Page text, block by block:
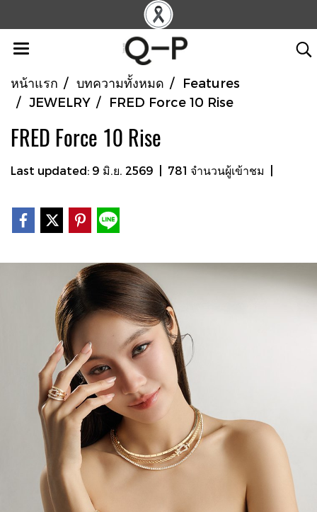
หน้าแรก บทความทั้งหมด
Features
JEWELRY
FRED Force 10 Rise
FRED Force 10 Rise
Last updated: 9 มิ.ย. 2569 781 จำนวนผู้เข้าชม